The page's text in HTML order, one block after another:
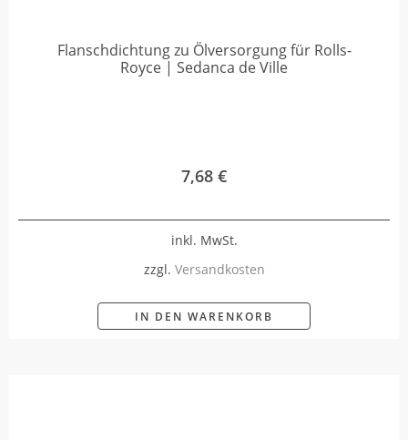
Flanschdichtung zu Ölversorgung für Rolls-
Royce | Sedanca de Ville
7,68 €
inkl. MwSt.
zzgl. Versandkosten
IN DEN WARENKORB